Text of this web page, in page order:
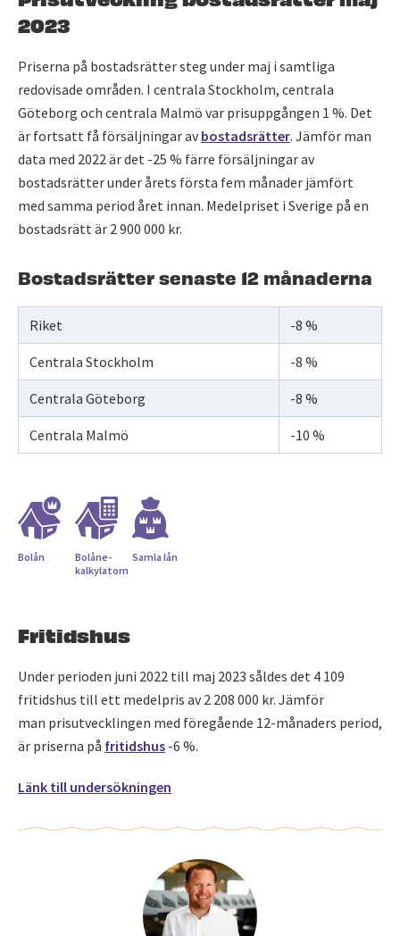
2023
Priserna på bostadsrätter steg under maj i samtliga
redovisade områden. I centrala Stockholm, centrala
Göteborg och centrala Malmö var prisuppgången 1 %. Det
är fortsatt få försäljningar av bostadsrätter. Jämför man
data med 2022 är det -25 % färre försäljningar av
bostadsrätter under årets första fem månader jämfört
med samma period året innan. Medelpriset i Sverige på en
bostadsrätt är 2 900 000 kr.
Bostadsrätter senaste 12 månaderna
Riket -8 %
Centrala Stockholm -8 %
Centrala Göteborg -8 %
Centrala Malmö -10 %
Bolån
Bolåne­
kalkylatorn
Samla lån
Fritidshus
Under perioden juni 2022 till maj 2023 såldes det 4 109
fritidshus till ett medelpris av 2 208 000 kr. Jämför
man prisutvecklingen med föregående 12-månaders period,
är priserna på fritidshus -6 %.
Länk till undersökningen